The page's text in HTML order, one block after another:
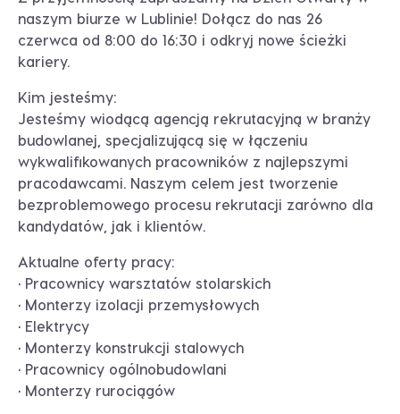
naszym biurze w Lublinie! Dołącz do nas 26
czerwca od 8:00 do 16:30 i odkryj nowe ścieżki
kariery.
Kim jesteśmy:
Jesteśmy wiodącą agencją rekrutacyjną w branży
budowlanej, specjalizującą się w łączeniu
wykwalifikowanych pracowników z najlepszymi
pracodawcami. Naszym celem jest tworzenie
bezproblemowego procesu rekrutacji zarówno dla
kandydatów, jak i klientów.
Aktualne oferty pracy:
• Pracownicy warsztatów stolarskich
• Monterzy izolacji przemysłowych
• Elektrycy
• Monterzy konstrukcji stalowych
• Pracownicy ogólnobudowlani
• Monterzy rurociągów